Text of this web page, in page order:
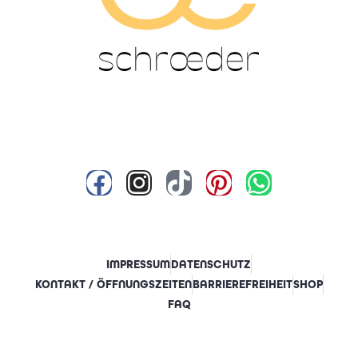
IMPRESSUMDATENSCHUTZ
KONTAKT / ÖFFNUNGSZEITENBARRIEREFREIHEITSHOP
FAQ